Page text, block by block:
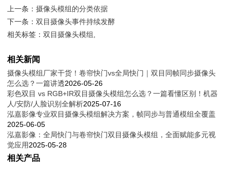
上一条： 摄像头模组的分类依据
下一条： 双目摄像头事件持续发酵
相关标签： 双目摄像头模组
相关新闻
摄像头模组厂家干货！卷帘快门vs全局快门｜双目同帧同步摄像头
怎么选？一篇讲透2026-05-26
彩色双目 vs RGB+IR双目摄像头模组怎么选？一篇看懂区别！机器
人/安防/人脸识别全解析2025-07-16
泓嘉影像专业双目摄像头模组解决方案，帧同步与普通模组全覆盖
2025-06-05
泓嘉影像：全局快门与卷帘快门双目摄像头模组，全面赋能多元视
觉应用2025-05-28
相关产品